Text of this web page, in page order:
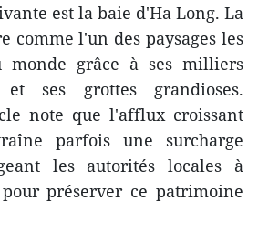
est la baie d'Ha Long. La
comme l'un des paysages les
monde grâce à ses milliers
ses grottes grandioses.
note que l'afflux croissant
parfois une surcharge
les autorités locales à
préserver ce patrimoine